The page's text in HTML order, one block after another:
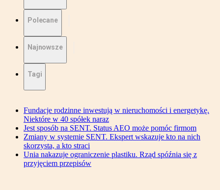
Polecane
Najnowsze
Tagi
Fundacje rodzinne inwestują w nieruchomości i energetykę.
Niektóre w 40 spółek naraz
Jest sposób na SENT. Status AEO może pomóc firmom
Zmiany w systemie SENT. Ekspert wskazuje kto na nich
skorzysta, a kto straci
Unia nakazuje ograniczenie plastiku. Rząd spóźnia się z
przyjęciem przepisów